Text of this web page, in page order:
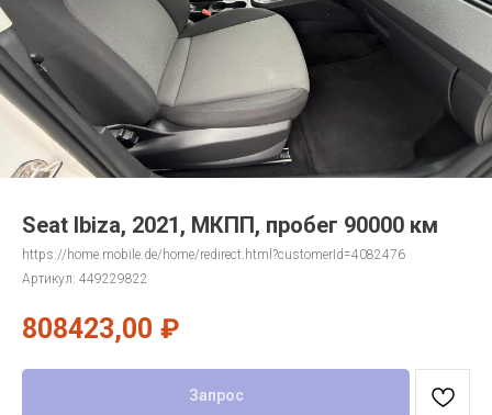
Seat Ibiza, 2021, МКПП, пробег 90000 км
https://home.mobile.de/home/redirect.html?customerId=4082476
Артикул: 449229822
808423,00 ₽
Запрос